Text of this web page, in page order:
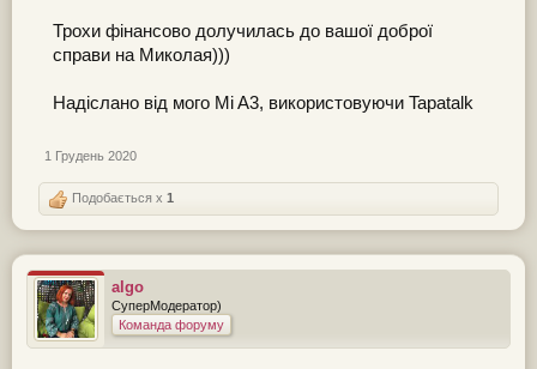
Трохи фінансово долучилась до вашої доброї
справи на Миколая)))
Надіслано від мого Mi A3, використовуючи Tapatalk
1 Грудень 2020
Подобається x 1
algo
СуперМодератор)
Команда форуму